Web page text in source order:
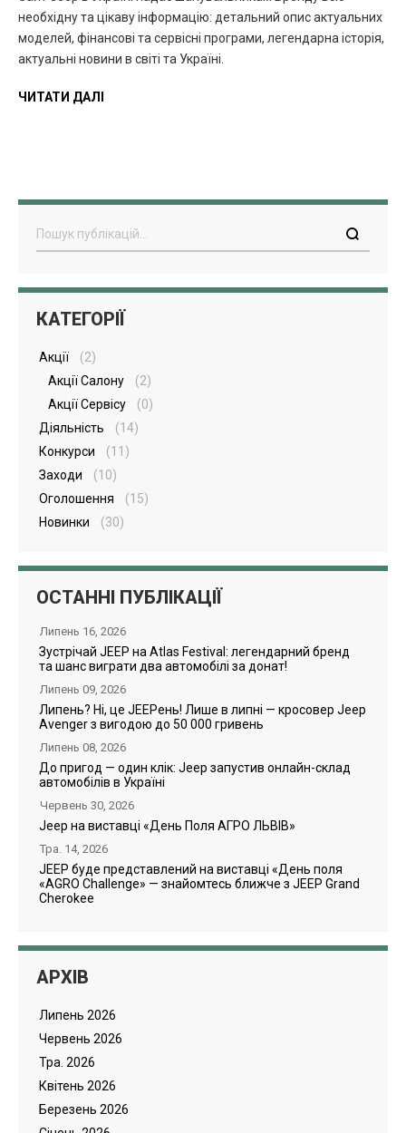
необхідну та цікаву інформацію: детальний опис актуальних
моделей, фінансові та сервісні програми, легендарна історія,
актуальні новини в світі та Україні.
ЧИТАТИ ДАЛІ
Пошук
КАТЕГОРІЇ
Акції
(2)
Акції Салону
(2)
Акції Сервісу
(0)
Діяльність
(14)
Конкурси
(11)
Заходи
(10)
Оголошення
(15)
Новинки
(30)
ОСТАННІ ПУБЛІКАЦІЇ
Липень 16, 2026
Зустрічай JEEP на Atlas Festival: легендарний бренд
та шанс виграти два автомобілі за донат!
Липень 09, 2026
Липень? Ні, це JEEPень! Лише в липні — кросовер Jeep
Avenger з вигодою до 50 000 гривень
Липень 08, 2026
До пригод — один клік: Jeep запустив онлайн-склад
автомобілів в Україні
Червень 30, 2026
Jeep на виставці «День Поля АГРО ЛЬВІВ»
Тра. 14, 2026
JEEP буде представлений на виставці «День поля
«AGRO Challenge» — знайомтесь ближче з JEEP Grand
Cherokee
АРХІВ
Липень 2026
Червень 2026
Тра. 2026
Квітень 2026
Березень 2026